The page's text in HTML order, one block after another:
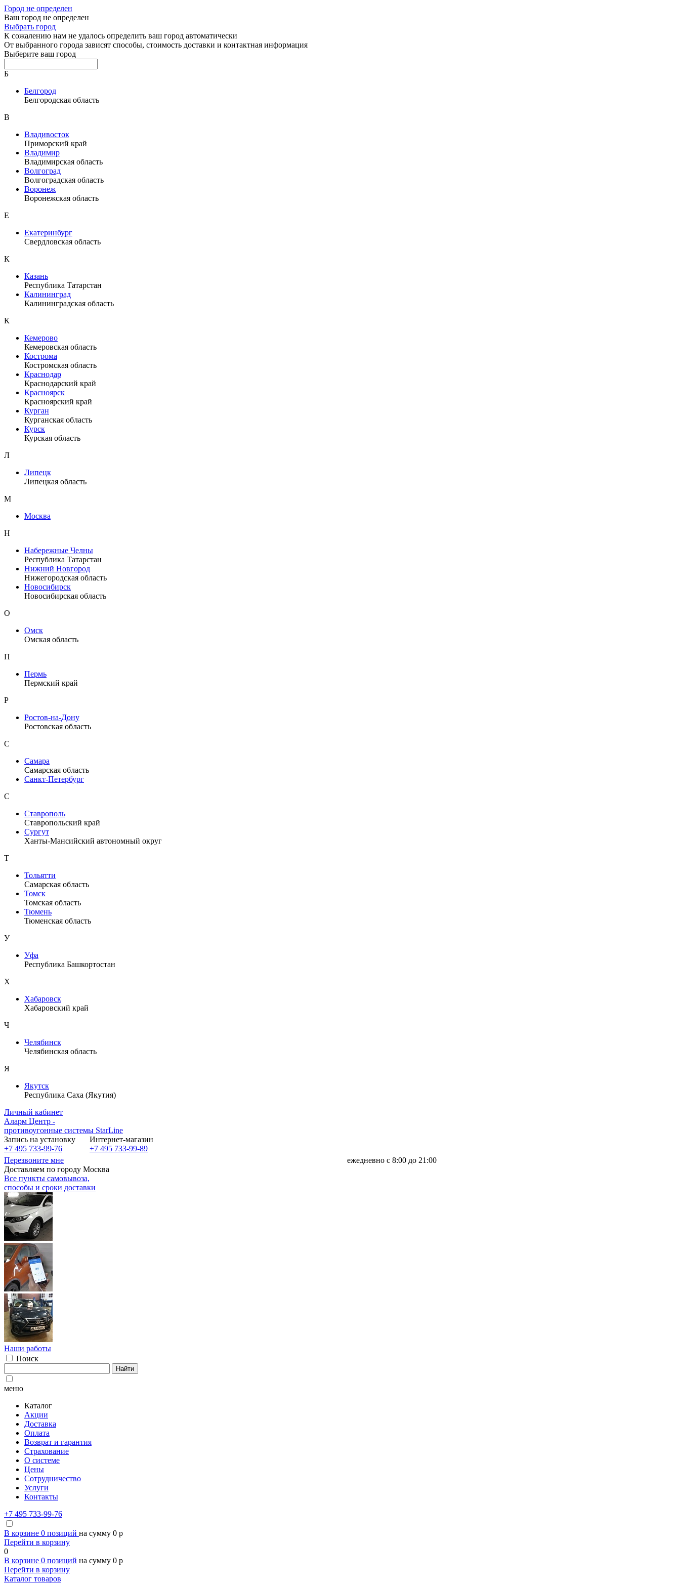
Город не определен
Ваш город не определен
Выбрать город
К сожалению нам не удалось определить ваш город автоматически
От выбранного города зависят способы, стоимость доставки и контактная информация
Выберите ваш город
Б
Белгород
Белгородская область
В
Владивосток
Приморский край
Владимир
Владимирская область
Волгоград
Волгоградская область
Воронеж
Воронежская область
Е
Екатеринбург
Свердловская область
К
Казань
Республика Татарстан
Калининград
Калининградская область
К
Кемерово
Кемеровская область
Кострома
Костромская область
Краснодар
Краснодарский край
Красноярск
Красноярский край
Курган
Курганская область
Курск
Курская область
Л
Липецк
Липецкая область
М
Москва
Н
Набережные Челны
Республика Татарстан
Нижний Новгород
Нижегородская область
Новосибирск
Новосибирская область
О
Омск
Омская область
П
Пермь
Пермский край
Р
Ростов-на-Дону
Ростовская область
С
Самара
Самарская область
Санкт-Петербург
С
Ставрополь
Ставропольский край
Сургут
Ханты-Мансийский автономный округ
Т
Тольятти
Самарская область
Томск
Томская область
Тюмень
Тюменская область
У
Уфа
Республика Башкортостан
Х
Хабаровск
Хабаровский край
Ч
Челябинск
Челябинская область
Я
Якутск
Республика Саха (Якутия)
Личный кабинет
Аларм Центр -
противоугонные системы StarLine
Запись на установку
+7 495 733-99-76
Интернет-магазин
+7 495 733-99-89
Перезвоните мне
ежедневно с 8:00 до 21:00
Доставляем по городу Москва
Все пункты самовывоза,
способы и сроки доставки
Наши работы
Поиск
Найти
меню
Каталог
Акции
Доставка
Оплата
Возврат и гарантия
Страхование
О системе
Цены
Сотрудничество
Услуги
Контакты
+7 495 733-99-76
В корзине 0 позиций на сумму 0 p
Перейти в корзину
0
В корзине 0 позиций на сумму 0 p
Перейти в корзину
Каталог товаров